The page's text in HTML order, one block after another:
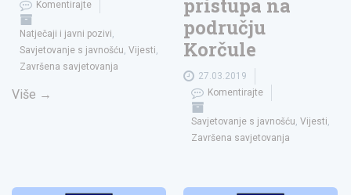
Komentirajte
Natječaji i javni pozivi
Savjetovanje s javnošću Vijesti
Završena savjetovanja
Više →
pristupa na
području
Korčule
27.03.2019
Komentirajte
Savjetovanje s javnošću ,Vijesti
Završena savjetovanja